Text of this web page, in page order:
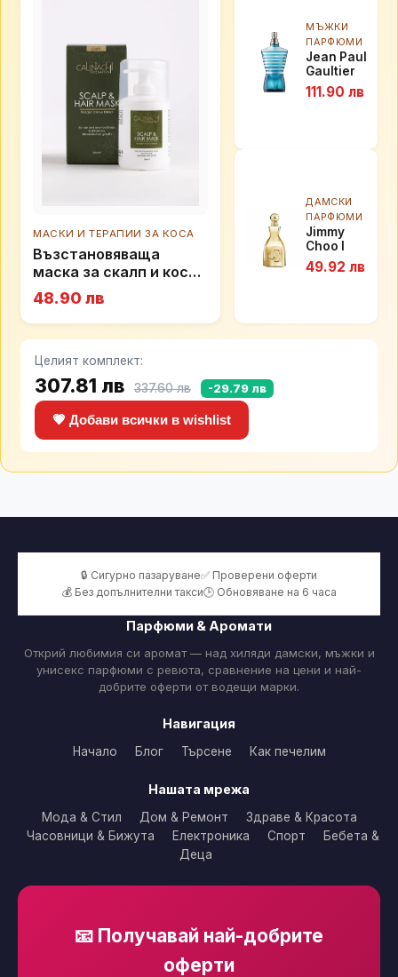
МАСКИ И ТЕРАПИИ ЗА КОСА
Възстановяваща
маска за скалп и коса
(мазна към нормална)
против косопад
Calinachi, 300мл
48.90 лв
МЪЖКИ
ПАРФЮМИ
Jean Paul
Gaultier
LE MALE
парфюм
111.90 лв
ДАМСКИ
ПАРФЮМИ
Jimmy
Choo I
Want
Choo Le
49.92 лв
Целият комплект:
307.81 лв 337.60 лв -29.79 лв
💗 Добави всички в wishlist
🔒 Сигурно пазаруване✅ Проверени оферти
💰 Без допълнителни такси🕒 Обновяване на 6 часа
Парфюми & Аромати
Открий любимия си аромат — над хиляди дамски, мъжки и
унисекс парфюми с ревюта, сравнение на цени и най-
добрите оферти от водещи марки.
Навигация
Начало Блог Търсене Как печелим
Нашата мрежа
Мода & Стил Дом & Ремонт
Здраве & Красота
Часовници & Бижута
Електроника Спорт
Бебета &
Деца
📧 Получавай най-добрите
оферти